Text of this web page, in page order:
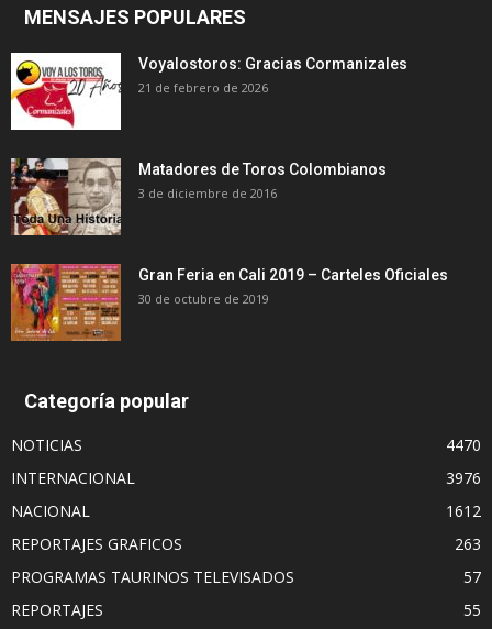
MENSAJES POPULARES
Voyalostoros: Gracias Cormanizales
21 de febrero de 2026
Matadores de Toros Colombianos
3 de diciembre de 2016
Gran Feria en Cali 2019 – Carteles Oficiales
30 de octubre de 2019
Categoría popular
NOTICIAS
4470
INTERNACIONAL
3976
NACIONAL
1612
REPORTAJES GRAFICOS
263
PROGRAMAS TAURINOS TELEVISADOS
57
REPORTAJES
55